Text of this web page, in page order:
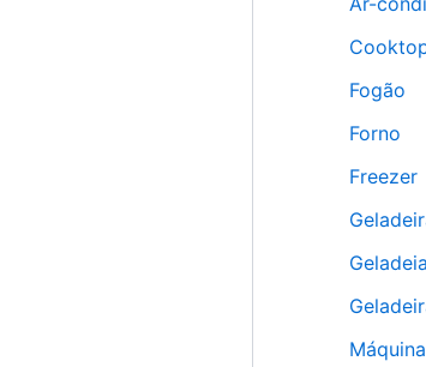
Fogão
Forno
Freezer